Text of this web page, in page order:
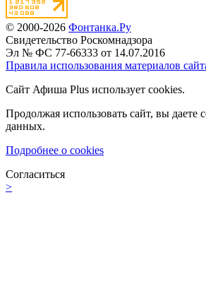
© 2000-2026 Фонтанка.Ру
Свидетельство Роскомнадзора
Эл № ФС 77-66333 от 14.07.2016
Правила использования материалов
Сайт Афиша Plus использует cookies.
Продолжая использовать сайт, вы даете
данных.
Подробнее о cookies
Согласиться
>